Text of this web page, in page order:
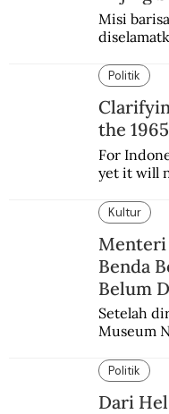
Misi
si martir
Politik
the
For
yet it will
Kultur
Menteri
Benda
Belum
Setelah
Museum
Pameran
Politik
Dari